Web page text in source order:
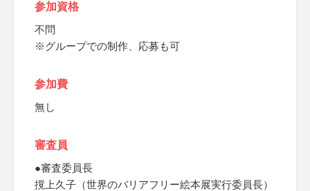
参加資格
不問
※グループでの制作、応募も可
参加費
無し
審査員
●審査委員長
撹上久子（世界のバリアフリー絵本展実行委員長）